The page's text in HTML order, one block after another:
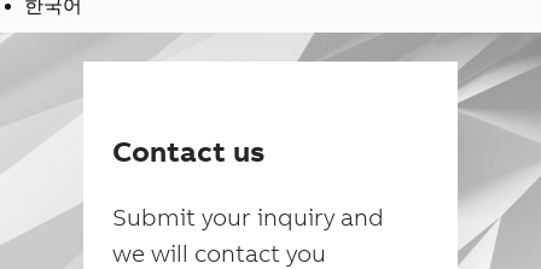
한국어
Contact us
Submit your inquiry and
we will contact you